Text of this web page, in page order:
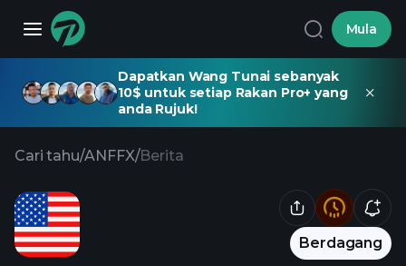
Mula
Dapatkan Wang Tunai sebanyak
10$ untuk setiap Rakan Pro+ yang
anda Rujuk!
Cari tahu/ANFFX/Berita
Berdagang